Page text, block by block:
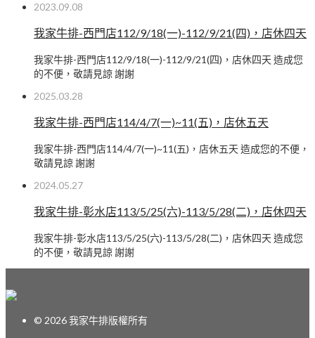
2023.09.08
我家牛排-西門店112/9/18(一)-112/9/21(四)，店休四天
我家牛排-西門店112/9/18(一)-112/9/21(四)，店休四天 造成您
的不便，敬請見諒 謝謝
2025.03.28
我家牛排-西門店114/4/7(一)~11(五)，店休五天
我家牛排-西門店114/4/7(一)~11(五)，店休五天 造成您的不便，
敬請見諒 謝謝
2024.05.27
我家牛排-彰水店113/5/25(六)-113/5/28(二)，店休四天
我家牛排-彰水店113/5/25(六)-113/5/28(二)，店休四天 造成您
的不便，敬請見諒 謝謝
© 2026 我家牛排版權所有